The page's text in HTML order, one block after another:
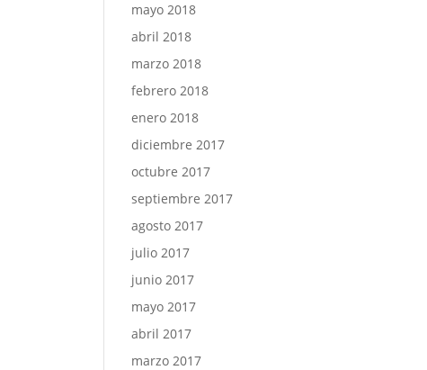
mayo 2018
abril 2018
marzo 2018
febrero 2018
enero 2018
diciembre 2017
octubre 2017
septiembre 2017
agosto 2017
julio 2017
junio 2017
mayo 2017
abril 2017
marzo 2017